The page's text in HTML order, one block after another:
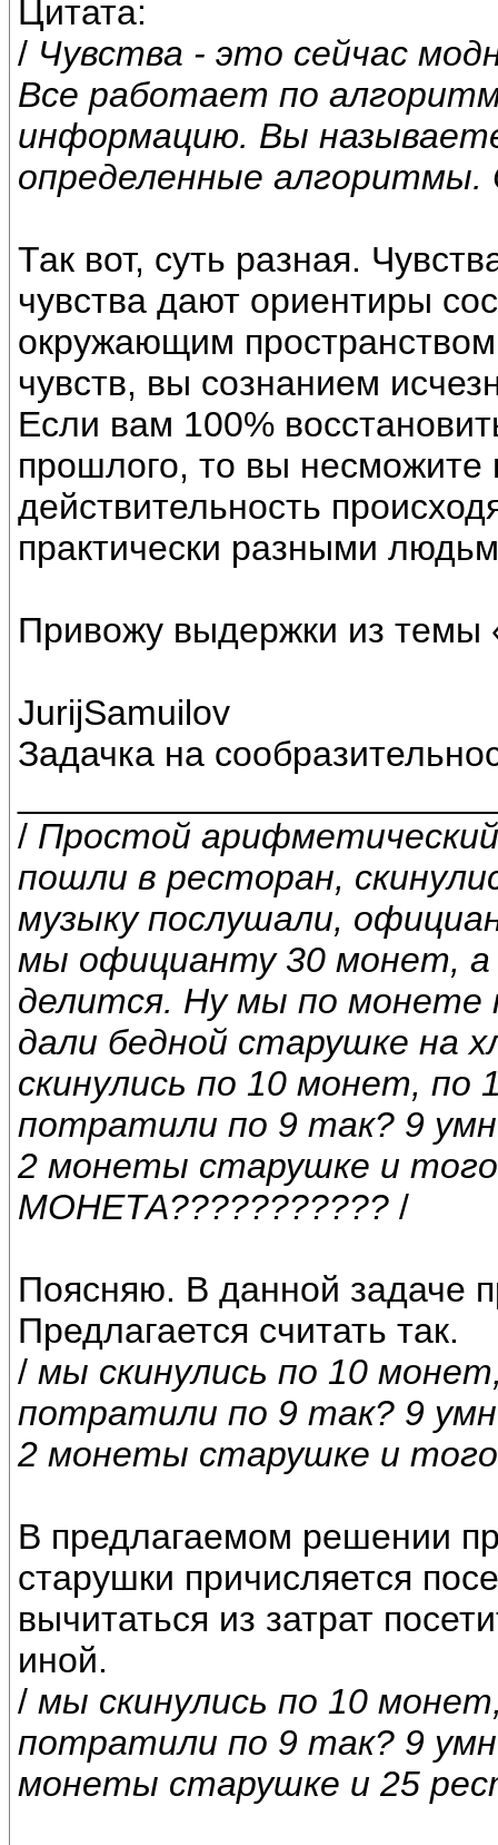
Цитата:
/ Чувства - это сейчас
Все работает по
информацию. Вы
определенные
Так вот, суть разная.
чувства дают ориентиры
окружающим
чувств, вы сознанием
Если вам 100%
прошлого, то вы несможите
действительность
практически разными
Привожу выдержки из темы
JurijSamuilov
Задачка на
/ Простой
пошли в ресторан,
музыку послушали,
мы официанту 30 монет, а
делится. Ну мы по монете
дали бедной старушке на
скинулись по 10 монет, по
потратили по 9 так? 9
2 монеты старушке и
МОНЕТА??????????? /
Поясняю. В данной задаче
Предлагается считать так.
/ мы скинулись по 10
потратили по 9 так? 9
2 монеты старушке и
В предлагаемом решении
старушки причисляется
вычитаться из затрат
иной.
/ мы скинулись по 10
потратили по 9 так? 9
монеты старушке и 25